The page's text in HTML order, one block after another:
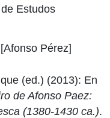
Estudos
[Afonso Pérez]
(ed.) (2013): En
de Afonso Paez:
(1380-1430 ca.).